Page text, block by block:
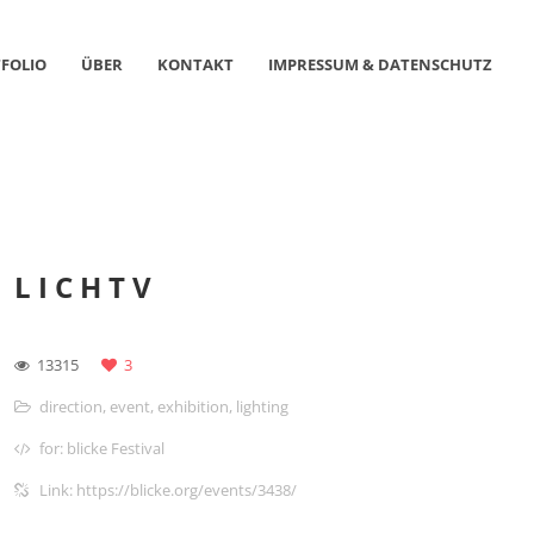
ÜBER KONTAKT IMPRESSUM & DATENSCHUTZ
LICHTV
13315
3
direction, event, exhibition, lighting
for: blicke Festival
Link: https://blicke.org/events/3438/